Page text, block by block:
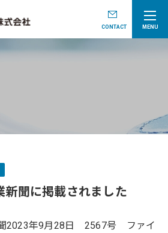
CONTACT MENU
新聞に掲載されました
2023年9月28日 2567号 ファイ